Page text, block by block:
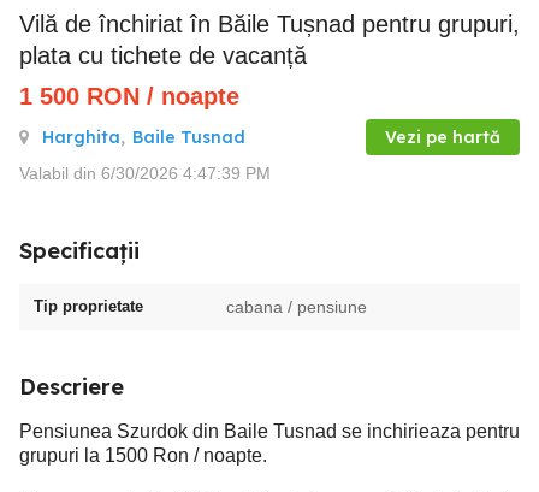
Vilă de închiriat în Băile Tușnad pentru grupuri,
plata cu tichete de vacanță
1 500 RON / noapte
Harghita, Baile Tusnad Vezi pe hartă
Valabil din 6/30/2026 4:47:39 PM
Specificații
Tip proprietate cabana / pensiune
Descriere
Pensiunea Szurdok din Baile Tusnad se inchirieaza pentru
grupuri la 1500 Ron / noapte.